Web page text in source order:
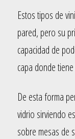
Estos tipos de
pared, pero su
capacidad de
capa donde
De esta forma
vidrio sirviendo
sobre mesas de